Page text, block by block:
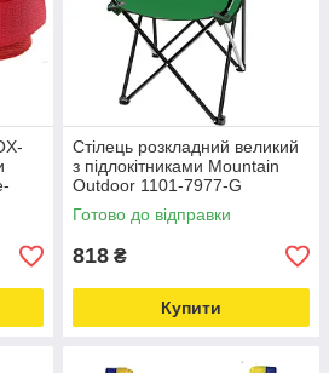
Стілець розкладний великий
з підлокітниками Mountain
Outdoor 1101-7977-G
Love&Life -online-multimarket-
Готово до відправки
818 ₴
Купити